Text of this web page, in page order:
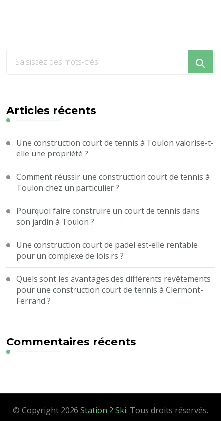
?
Articles récents
Une construction court de tennis à Toulon valorise-t-
elle une propriété ?
Comment réussir une construction court de tennis à
Toulon chez un particulier ?
Pourquoi faire construire un court de tennis dans
son jardin à Toulon ?
Une construction court de padel est-elle rentable
pour un complexe de loisirs ?
Quels sont les avantages des différents revêtements
pour une construction court de tennis à Clermont-
Ferrand ?
Commentaires récents
© Copyright 2026 Station 2 Ski. Tous droits réservés.